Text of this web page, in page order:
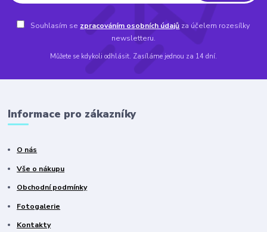
Souhlasím se zpracováním osobních údajů za účelem rozesílky
newsletteru.
Můžete se kdykoli odhlásit. Zasíláme jednou za 14 dní.
Informace pro zákazníky
O nás
Vše o nákupu
Obchodní podmínky
Fotogalerie
Kontakty